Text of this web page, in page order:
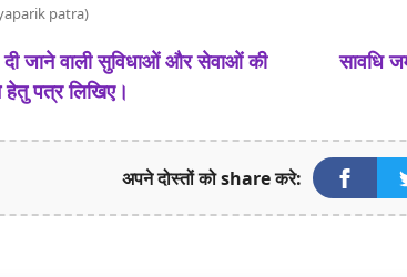
patra)
दी जाने वाली सुविधाओं और सेवाओं की
पत्र लिखिए।
सावधि
अपने दोस्तों को share करे: